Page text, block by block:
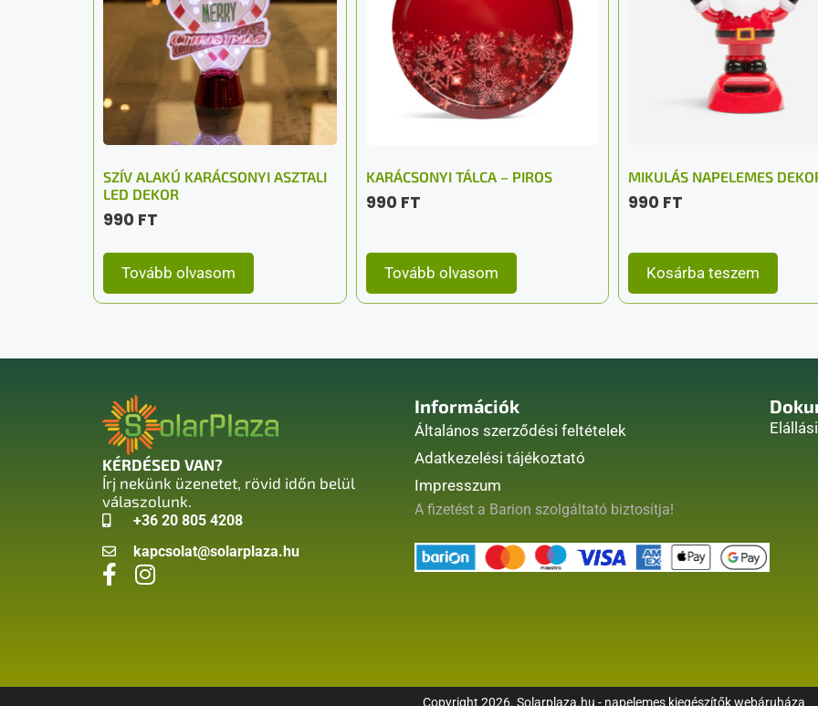
SZÍV ALAKÚ KARÁCSONYI ASZTALI
LED DEKOR
990 FT
Tovább olvasom
KARÁCSONYI TÁLCA – PIROS
990 FT
Tovább olvasom
MIKULÁS NAPELEMES
990 FT
Kosárba teszem
KÉRDÉSED VAN?
Írj nekünk üzenetet, rövid időn belül
válaszolunk.
+36 20 805 4208
kapcsolat@solarplaza.hu
Információk
Általános szerződési feltételek
Adatkezelési tájékoztató
Impresszum
A fizetést a Barion szolgáltató biztosítja!
Copyright 2026. Solarplaza.hu - napelemes kiegészítők webáruháza